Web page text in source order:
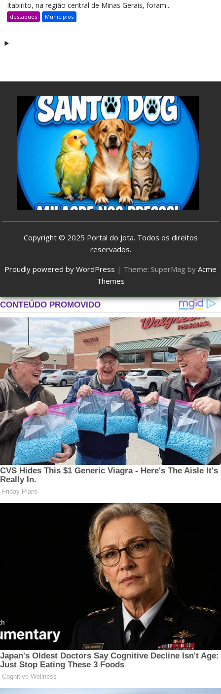
Itabirito, na região central de Minas Gerais, foram...
destaques Municipios
Copyright © 2025 Portal do Jota. Todos os direitos
reservados.
Proudly powered by WordPress | Theme: SuperMag by Acme
Themes